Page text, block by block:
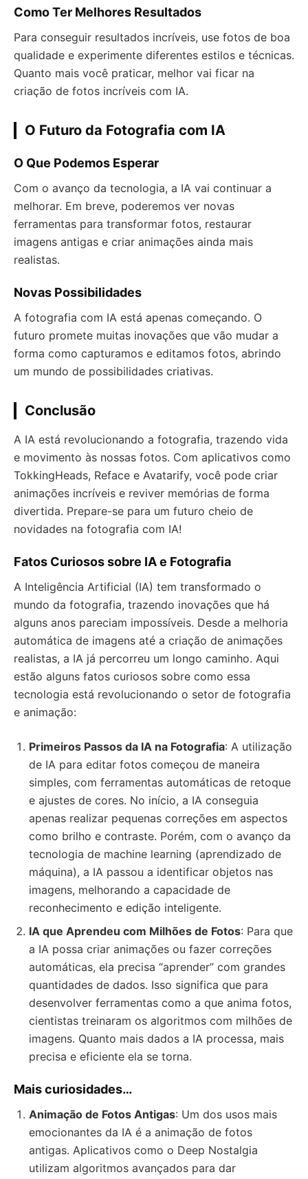
Como Ter Melhores Resultados
Para conseguir resultados incríveis, use fotos de boa
qualidade e experimente diferentes estilos e técnicas.
Quanto mais você praticar, melhor vai ficar na
criação de fotos incríveis com IA.
O Futuro da Fotografia com IA
O Que Podemos Esperar
Com o avanço da tecnologia, a IA vai continuar a
melhorar. Em breve, poderemos ver novas
ferramentas para transformar fotos, restaurar
imagens antigas e criar animações ainda mais
realistas.
Novas Possibilidades
A fotografia com IA está apenas começando. O
futuro promete muitas inovações que vão mudar a
forma como capturamos e editamos fotos, abrindo
um mundo de possibilidades criativas.
Conclusão
A IA está revolucionando a fotografia, trazendo vida
e movimento às nossas fotos. Com aplicativos como
TokkingHeads, Reface e Avatarify, você pode criar
animações incríveis e reviver memórias de forma
divertida. Prepare-se para um futuro cheio de
novidades na fotografia com IA!
Fatos Curiosos sobre IA e Fotografia
A Inteligência Artificial (IA) tem transformado o
mundo da fotografia, trazendo inovações que há
alguns anos pareciam impossíveis. Desde a melhoria
automática de imagens até a criação de animações
realistas, a IA já percorreu um longo caminho. Aqui
estão alguns fatos curiosos sobre como essa
tecnologia está revolucionando o setor de fotografia
e animação:
Primeiros Passos da IA na Fotografia: A utilização
de IA para editar fotos começou de maneira
simples, com ferramentas automáticas de retoque
e ajustes de cores. No início, a IA conseguia
apenas realizar pequenas correções em aspectos
como brilho e contraste. Porém, com o avanço da
tecnologia de machine learning (aprendizado de
máquina), a IA passou a identificar objetos nas
imagens, melhorando a capacidade de
reconhecimento e edição inteligente.
IA que Aprendeu com Milhões de Fotos: Para que
a IA possa criar animações ou fazer correções
automáticas, ela precisa “aprender” com grandes
quantidades de dados. Isso significa que para
desenvolver ferramentas como a que anima fotos,
cientistas treinaram os algoritmos com milhões de
imagens. Quanto mais dados a IA processa, mais
precisa e eficiente ela se torna.
Mais curiosidades…
Animação de Fotos Antigas: Um dos usos mais
emocionantes da IA é a animação de fotos
antigas. Aplicativos como o Deep Nostalgia
utilizam algoritmos avançados para dar